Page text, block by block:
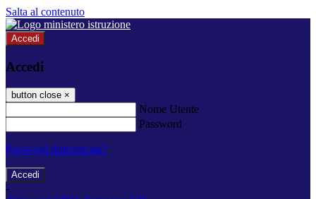
Salta al contenuto
Accedi
Accedi
button close ×
Nome Utente
Password
Password dimenticata?
-